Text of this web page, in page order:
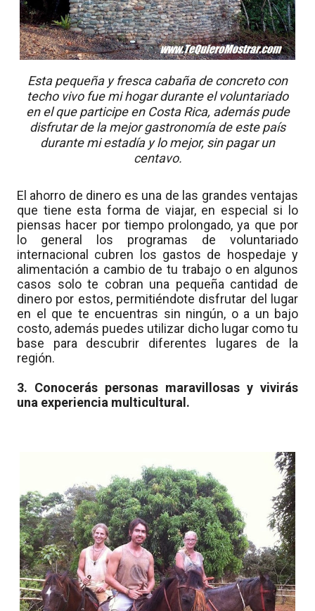
Esta pequeña y fresca cabaña de concreto con
techo vivo fue mi hogar durante el voluntariado
en el que participe en Costa Rica, además pude
disfrutar de la mejor gastronomía de este país
durante mi estadía y lo mejor, sin pagar un
centavo.
El ahorro de dinero es una de las grandes ventajas
que tiene esta forma de viajar, en especial si lo
piensas hacer por tiempo prolongado, ya que por
lo general los programas de voluntariado
internacional cubren los gastos de hospedaje y
alimentación a cambio de tu trabajo o en algunos
casos solo te cobran una pequeña cantidad de
dinero por estos, permitiéndote disfrutar del lugar
en el que te encuentras sin ningún, o a un bajo
costo, además puedes utilizar dicho lugar como tu
base para descubrir diferentes lugares de la
región.
3. Conocerás personas maravillosas y vivirás
una experiencia multicultural.